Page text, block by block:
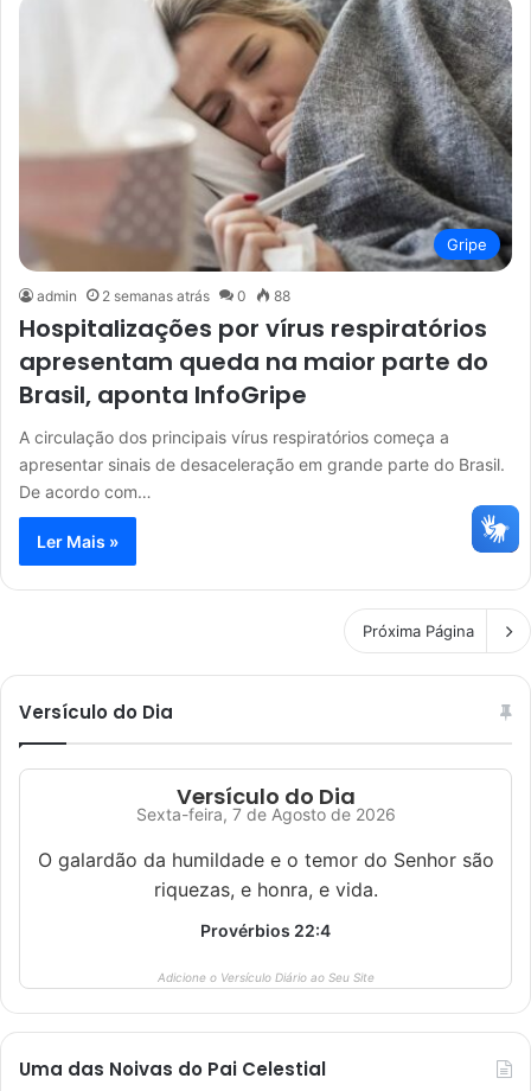
Gripe
admin 2 semanas atrás 0 88
Hospitalizações por vírus respiratórios
apresentam queda na maior parte do
Brasil, aponta InfoGripe
A circulação dos principais vírus respiratórios começa a
apresentar sinais de desaceleração em grande parte do Brasil.
De acordo com…
Ler Mais »
Próxima Página
Versículo do Dia
Versículo do Dia
Sexta-feira, 7 de Agosto de 2026
O galardão da humildade e o temor do Senhor são
riquezas, e honra, e vida.
Provérbios 22:4
Adicione o Versículo Diário ao Seu Site
Uma das Noivas do Pai Celestial